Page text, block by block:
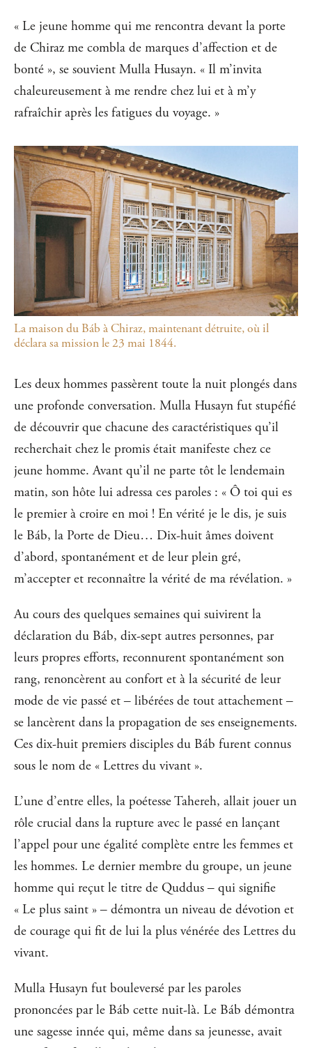
« Le jeune homme qui me rencontra devant la porte
de Chiraz me combla de marques d’affection et de
bonté », se souvient Mulla Husayn. « Il m’invita
chaleureusement à me rendre chez lui et à m’y
rafraîchir après les fatigues du voyage. »
La maison du Báb à Chiraz, maintenant détruite, où il
déclara sa mission le 23 mai 1844.
Les deux hommes passèrent toute la nuit plongés dans
une profonde conversation. Mulla Husayn fut stupéfié
de découvrir que chacune des caractéristiques qu’il
recherchait chez le promis était manifeste chez ce
jeune homme. Avant qu’il ne parte tôt le lendemain
matin, son hôte lui adressa ces paroles : « Ô toi qui es
le premier à croire en moi ! En vérité je le dis, je suis
le Báb, la Porte de Dieu… Dix-huit âmes doivent
d’abord, spontanément et de leur plein gré,
m’accepter et reconnaître la vérité de ma révélation. »
Au cours des quelques semaines qui suivirent la
déclaration du Báb, dix-sept autres personnes, par
leurs propres efforts, reconnurent spontanément son
rang, renoncèrent au confort et à la sécurité de leur
mode de vie passé et ‒ libérées de tout attachement ‒
se lancèrent dans la propagation de ses enseignements.
Ces dix-huit premiers disciples du Báb furent connus
sous le nom de « Lettres du vivant ».
L’une d’entre elles, la poétesse Tahereh, allait jouer un
rôle crucial dans la rupture avec le passé en lançant
l’appel pour une égalité complète entre les femmes et
les hommes. Le dernier membre du groupe, un jeune
homme qui reçut le titre de Quddus ‒ qui signifie
« Le plus saint » ‒ démontra un niveau de dévotion et
de courage qui fit de lui la plus vénérée des Lettres du
vivant.
Mulla Husayn fut bouleversé par les paroles
prononcées par le Báb cette nuit-là. Le Báb démontra
une sagesse innée qui, même dans sa jeunesse, avait